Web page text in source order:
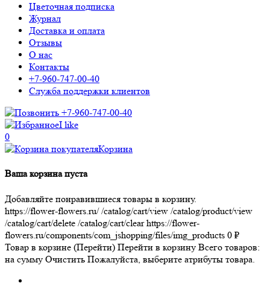
Цветочная подписка
Журнал
Доставка и оплата
Отзывы
О нас
Контакты
+7-960-747-00-40
Служба поддержки клиентов
+7-960-747-00-40
I like
0
Корзина
Ваша корзина пуста
Добавляйте понравившиеся товары в корзину.
https://flower-flowers.ru/ /catalog/cart/view /catalog/product/view
/catalog/cart/delete /catalog/cart/clear https://flower-
flowers.ru/components/com_jshopping/files/img_products 0 ₽
Товар в корзине (Перейти) Перейти в корзину Всего товаров:
на сумму Очистить Пожалуйста, выберите атрибуты товара.